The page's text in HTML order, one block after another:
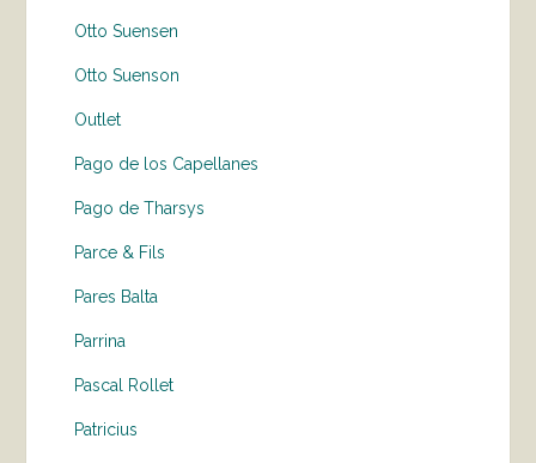
Otto Suensen
Otto Suenson
Outlet
Pago de los Capellanes
Pago de Tharsys
Parce & Fils
Pares Balta
Parrina
Pascal Rollet
Patricius